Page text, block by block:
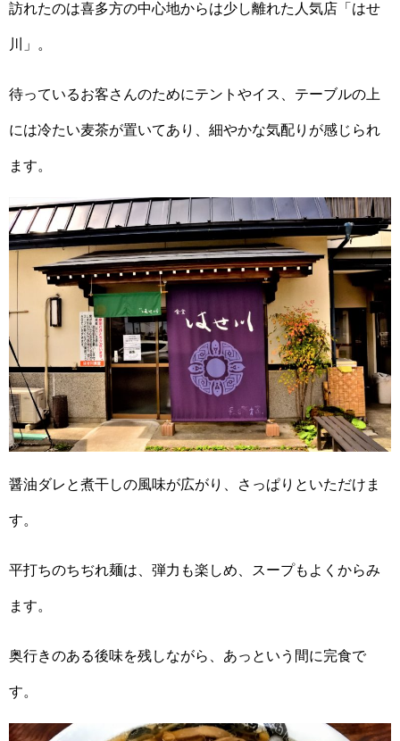
訪れたのは喜多方の中心地からは少し離れた人気店「はせ
川」。
待っているお客さんのためにテントやイス、テーブルの上
には冷たい麦茶が置いてあり、細やかな気配りが感じられ
ます。
醤油ダレと煮干しの風味が広がり、さっぱりといただけま
す。
平打ちのちぢれ麺は、弾力も楽しめ、スープもよくからみ
ます。
奥行きのある後味を残しながら、あっという間に完食で
す。